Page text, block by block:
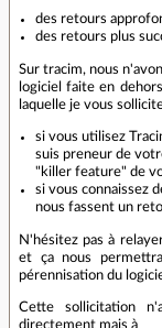
des retours
des retours plus
Sur tracim, nous
logiciel faite en
laquelle je vous
si vous utilisez
suis preneur de
"killer feature" de
si vous connaissez
nous fassent un
N'hésitez pas à
et ça nous
pérennisation du
Cette sollicitation
directement mais à